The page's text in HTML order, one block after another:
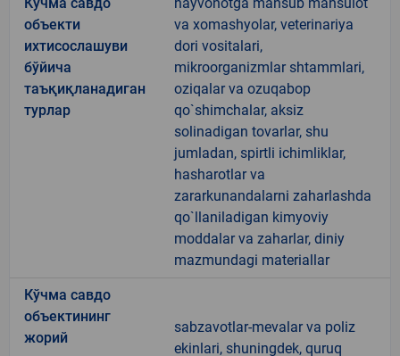
объекти
ихтисослашуви
бўйича
таъқиқланадиган
турлар
va xomashyolar, veterinariya
dori vositalari,
mikroorganizmlar shtammlari,
oziqalar va ozuqabop
qo`shimchalar, aksiz
solinadigan tovarlar, shu
jumladan, spirtli ichimliklar,
hasharotlar va
zararkunandalarni zaharlashda
qo`llaniladigan kimyoviy
moddalar va zaharlar, diniy
mazmundagi materiallar
Кўчма савдо
объектининг
жорий
sabzavotlar-mevalar va poliz
ekinlari, shuningdek, quruq